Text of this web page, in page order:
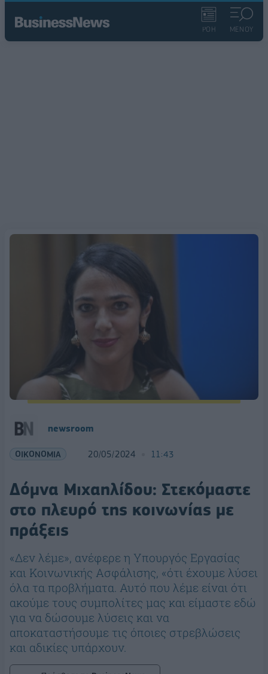
ΡΟΗ ΜΕΝΟΥ
newsroom
ΟΙΚΟΝΟΜΙΑ 20/05/2024 11:43
Δόμνα Μιχαηλίδου: Στεκόμαστε
στο πλευρό της κοινωνίας με
πράξεις
«Δεν λέμε», ανέφερε η Υπουργός Εργασίας
και Κοινωνικής Ασφάλισης, «ότι έχουμε λύσει
όλα τα προβλήματα. Αυτό που λέμε είναι ότι
ακούμε τους συμπολίτες μας και είμαστε εδώ
για να δώσουμε λύσεις και να
αποκαταστήσουμε τις όποιες στρεβλώσεις
και αδικίες υπάρχουν.